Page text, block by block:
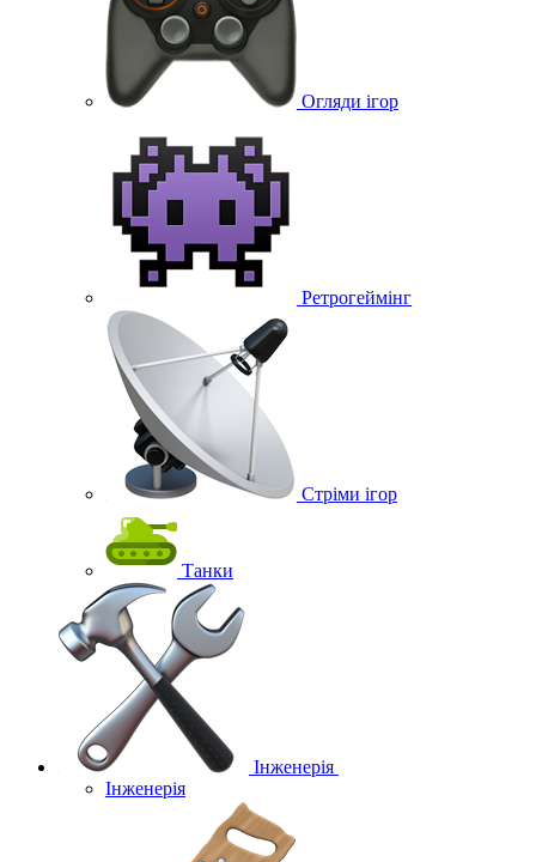
Огляди ігор
Ретрогеймінг
Стріми ігор
Танки
Інженерія
Інженерія